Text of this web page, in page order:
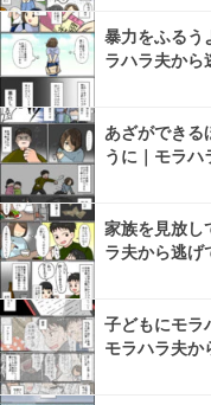
暴力をふるう
ラハラ夫から
あざができる
うに｜モラ
家族を見放し
ラ夫から逃げ
子どもにモラ
モラハラ夫か